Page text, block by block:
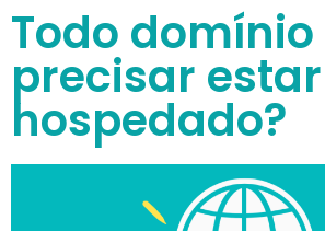
Todo domínio
precisar estar
hospedado?